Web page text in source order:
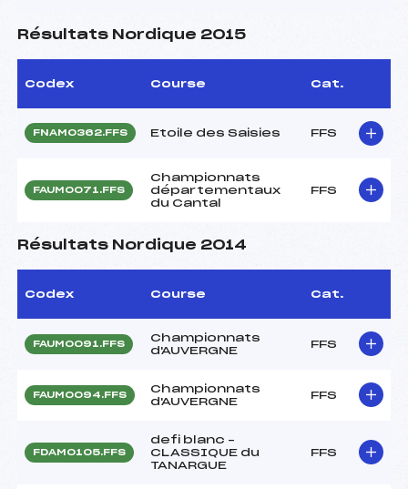
Résultats Nordique 2015
Codex Course Cat.
FNAM0362.FFS Etoile des Saisies FFS
FAUM0071.FFS
Championnats
départementaux
du Cantal
FFS
Résultats Nordique 2014
Codex Course Cat.
FAUM0091.FFS
Championnats
d'AUVERGNE
FFS
FAUM0094.FFS
Championnats
d'AUVERGNE
FFS
FDAM0105.FFS
defi blanc –
CLASSIQUE du
TANARGUE
FFS